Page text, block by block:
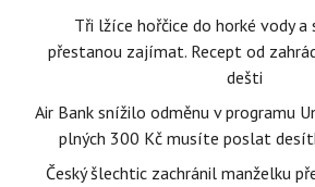
Tři lžíce hořčice do horké vody a
přestanou zajímat. Recept od
dešti
Air Bank snížilo odměnu v programu
plných 300 Kč musíte poslat
Český šlechtic zachránil manželku